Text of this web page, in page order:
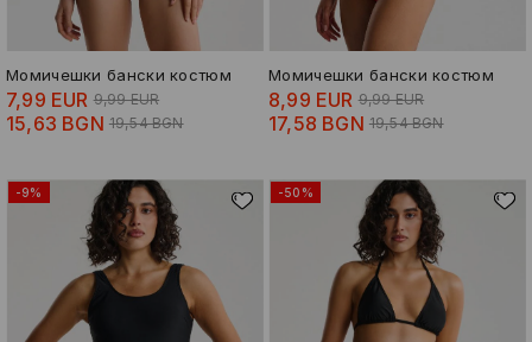
Момичешки бански костюм
7,99 EUR 9,99 EUR
15,63 BGN 19,54 BGN
Момичешки бански костюм
8,99 EUR 9,99 EUR
17,58 BGN 19,54 BGN
-9% -50%